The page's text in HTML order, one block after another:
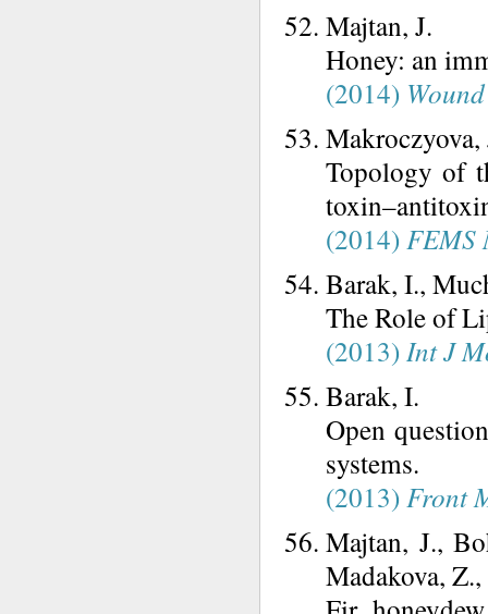
Majtan, J.
Honey: an
(2014)
Makroczyova,
Topology of
(2014)FEMS
Barak, I.,
The Role of
(2013)Int J
Barak, I.
Open
systems.
(2013)Front
Majtan, J.,
Madakova,